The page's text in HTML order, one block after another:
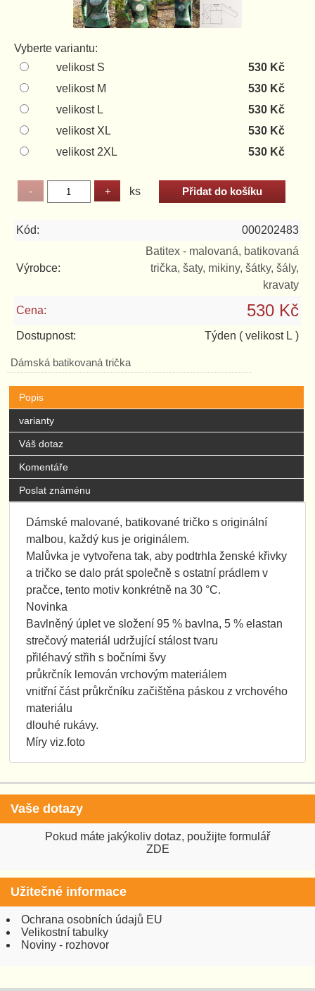
Vyberte variantu:
velikost S
530 Kč
velikost M
530 Kč
velikost L
530 Kč
velikost XL
530 Kč
velikost 2XL
530 Kč
ks
Kód: 000202483
Výrobce:
Batitex - malovaná, batikovaná
trička, šaty, mikiny, šátky, šály,
kravaty
Cena: 530 Kč
Dostupnost: Týden ( velikost L )
Dámská batikovaná trička
Popis
varianty
Váš dotaz
Komentáře
Poslat známénu
Dámské malované, batikované tričko s originální
malbou, každý kus je originálem.
Malůvka je vytvořena tak, aby podtrhla ženské křivky
a tričko se dalo prát společně s ostatní prádlem v
pračce, tento motiv konkrétně na 30 °C.
Novinka
Bavlněný úplet ve složení 95 % bavlna, 5 % elastan
strečový materiál udržující stálost tvaru
přiléhavý střih s bočními švy
průkrčník lemován vrchovým materiálem
vnitřní část průkrčníku začištěna páskou z vrchového
materiálu
dlouhé rukávy.
Míry viz.foto
Vaše dotazy
Pokud máte jakýkoliv dotaz, použijte formulář
ZDE
Užitečné informace
Ochrana osobních údajů EU
Velikostní tabulky
Noviny - rozhovor